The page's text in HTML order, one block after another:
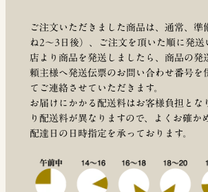
ご注文いただきました商品は、通常、準
ね2～3日後）、ご注文を頂いた順に発送
店より商品を発送しましたら、商品の発
頼主様へ発送伝票のお問い合わせ番号を
てご連絡させていただきます。
お届けにかかる配送料はお客様負担とな
り配送料が異なりますので、よくお確か
配達日の日時指定を承っております。